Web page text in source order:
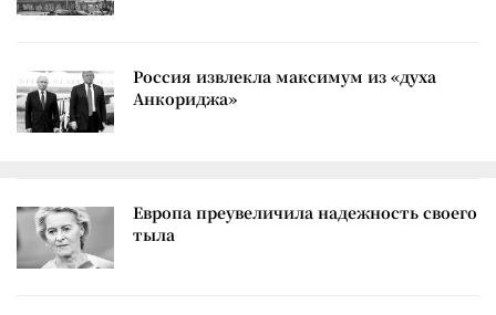
Россия извлекла максимум из «духа
Анкориджа»
Европа преувеличила надежность своего
тыла